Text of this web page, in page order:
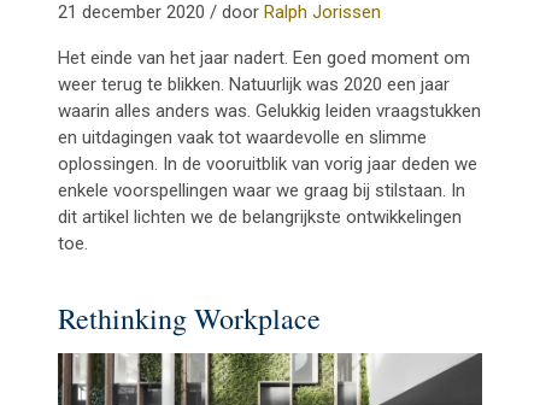
21 december 2020 / doorRalph Jorissen
Het einde van het jaar nadert. Een goed moment om
weer terug te blikken. Natuurlijk was 2020 een jaar
waarin alles anders was. Gelukkig leiden vraagstukken
en uitdagingen vaak tot waardevolle en slimme
oplossingen. In de vooruitblik van vorig jaar deden we
enkele voorspellingen waar we graag bij stilstaan. In
dit artikel lichten we de belangrijkste ontwikkelingen
toe.
Rethinking Workplace